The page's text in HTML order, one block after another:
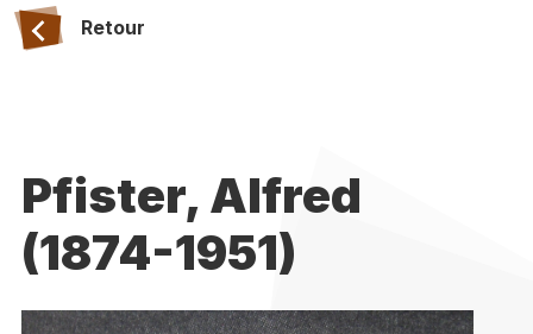
Retour
Pfister, Alfred
(1874-1951)